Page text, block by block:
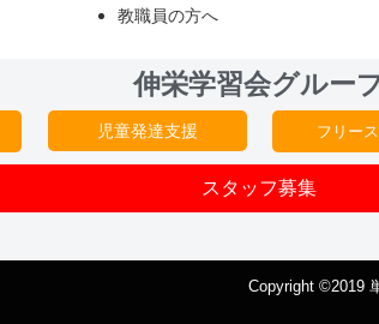
教職員の方へ
伸栄学習会グルー
児童発達支援 フリー
スタッフ募集
Copyright ©2019